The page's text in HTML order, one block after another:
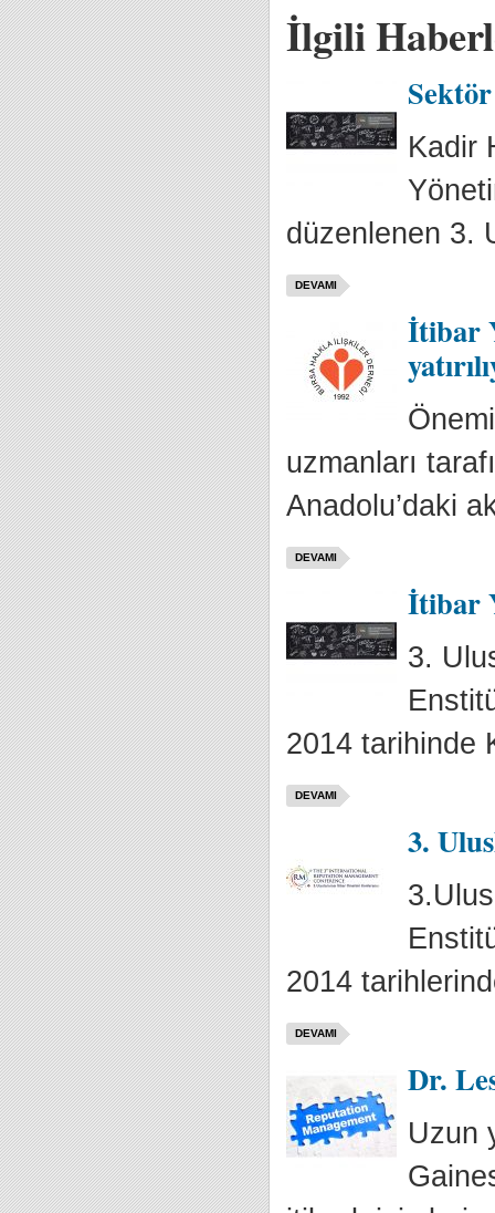
İlgili
Kadir
düzenlenen 3.
DEVAMI
İtibar
uzmanları
Anadolu’daki
DEVAMI
İtibar
3.
2014 tarihinde
DEVAMI
3.
2014
DEVAMI
Dr.
Uzun